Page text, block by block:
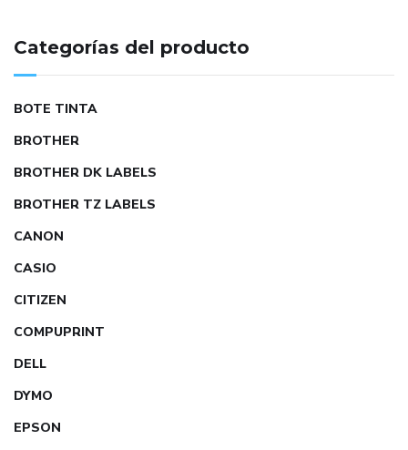
Categorías del producto
BOTE TINTA
BROTHER
BROTHER DK LABELS
BROTHER TZ LABELS
CANON
CASIO
CITIZEN
COMPUPRINT
DELL
DYMO
EPSON